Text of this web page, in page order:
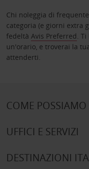
Chi noleggia di
categoria (e giorni extra
fedeltà Avis Preferred.
un'orario, e troverai la
attenderti.
COME POSSIAMO
UFFICI E SERVIZI
DESTINAZIONI